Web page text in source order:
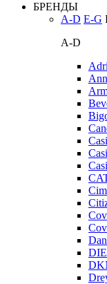
БРЕНДЫ
A-D E-G
A-D